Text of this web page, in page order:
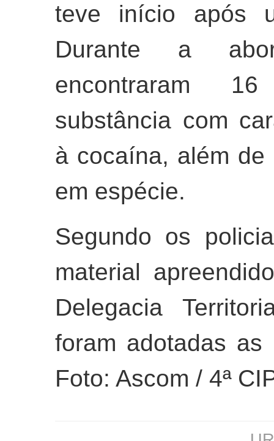
teve início após
Durante a
encontraram
substância com
à cocaína, além de
em espécie.
Segundo os
material
Delegacia
foram adotadas as
Foto: Ascom / 4ª